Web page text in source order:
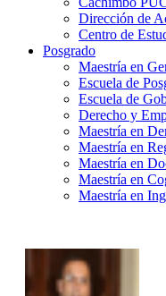
Dirección de
Centro de
Posgrado
Maestría en
Escuela de
Escuela de
Derecho y
Maestría en
Maestría en
Maestría en
Maestría en
Maestría en